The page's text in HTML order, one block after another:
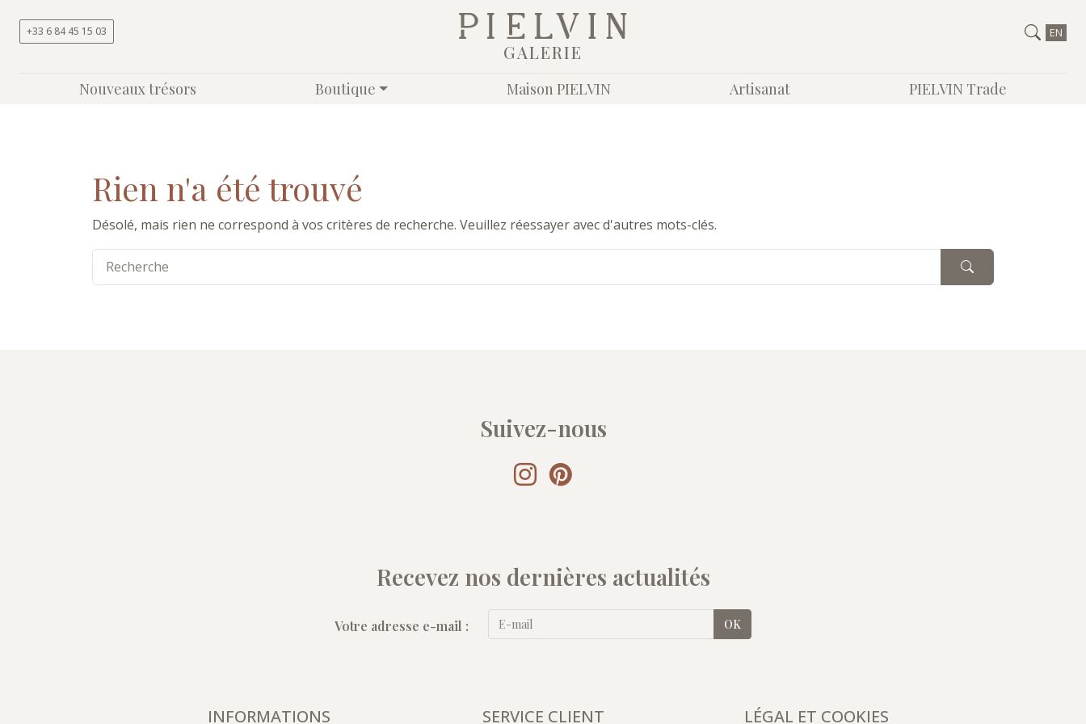
+33 6 84 45 15 03
GALERIE
EN
Nouveaux trésors Boutique Maison PIELVIN Artisanat PIELVIN Trade
Rien n'a été trouvé
Désolé, mais rien ne correspond à vos critères de recherche. Veuillez réessayer avec d'autres mots-clés.
Suivez-nous
Recevez nos dernières actualités
Votre adresse e-mail : OK
INFORMATIONS SERVICE CLIENT LÉGAL ET COOKIES